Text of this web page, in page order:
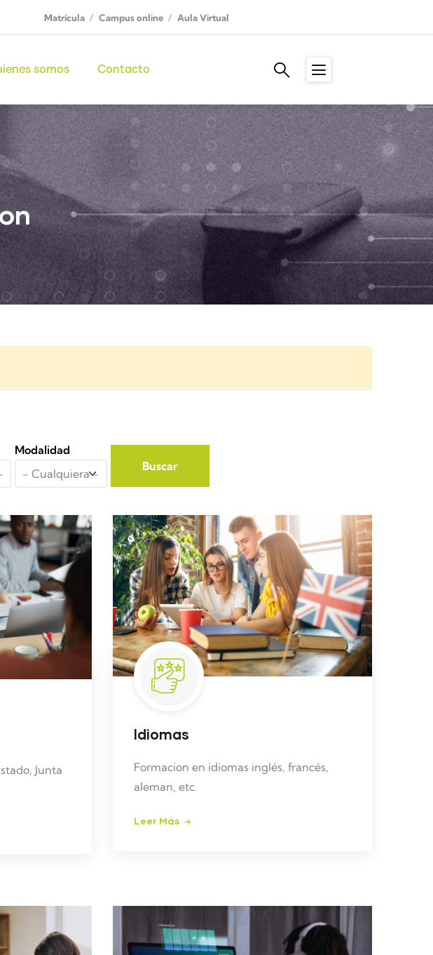
Matrícula Campus online Aula Virtual
somos Contacto
Modalidad
Junta
Idiomas
Formacion en idiomas inglés, francés,
aleman, etc.
Leer Más